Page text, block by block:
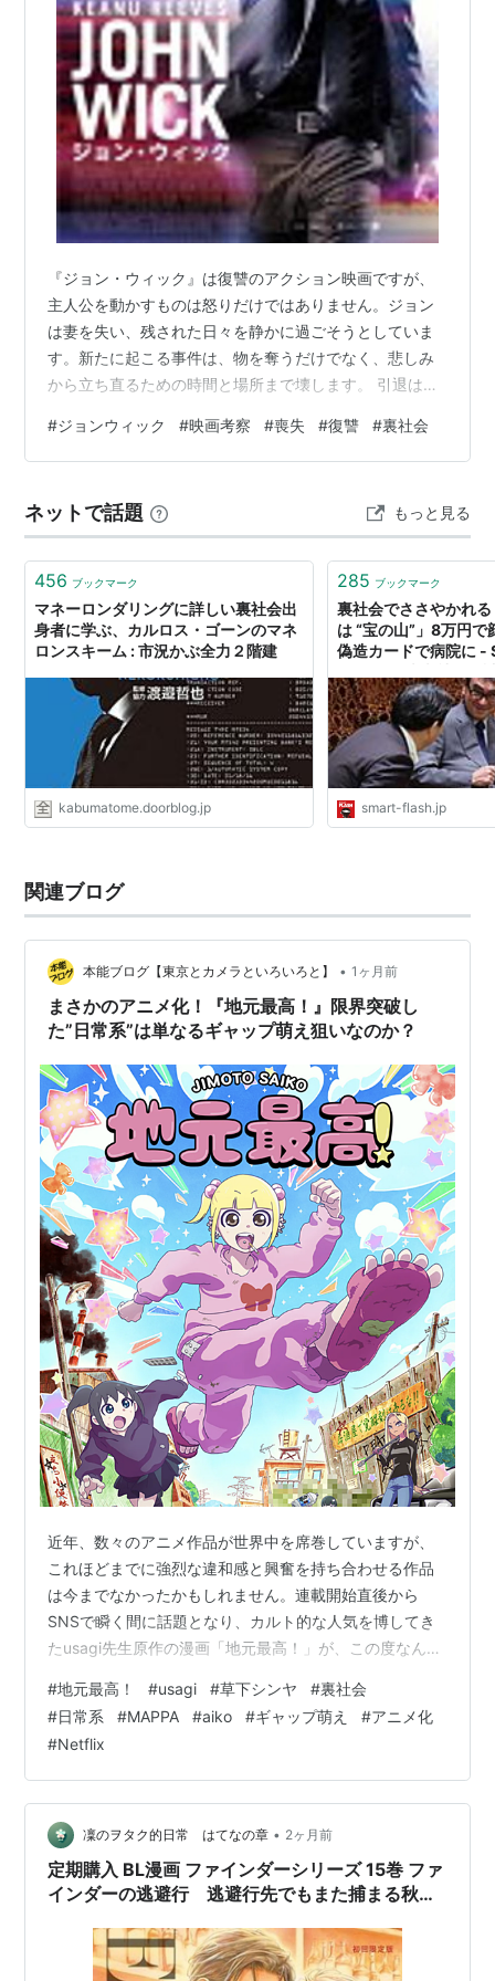
『ジョン・ウィック』は復讐のアクション映画ですが、
主人公を動かすものは怒りだけではありません。ジョン
は妻を失い、残された日々を静かに過ごそうとしていま
す。新たに起こる事件は、物を奪うだけでなく、悲しみ
から立ち直るための時間と場所まで壊します。 引退は過
が、過去の技術や評判が消えたわけではありません。一
般の生活へ戻ろうとしても、裏社会の人々は彼を以前の
去の役割から自由にしてくれるとは限りません。 引退
は、自分の中で終わらせるだけでは成立しません。過去
を知る人々、敵、契約、記憶が残り、再び昔の自分へ…
#ジョンウィック #映画考察 #喪失 #復讐 #裏社会
ネットで話題 もっと見る
456 ブックマーク
マネーロンダリングに詳しい裏社会出
身者に学ぶ、カルロス・ゴーンのマネ
ロンスキーム : 市況かぶ全力２階建
kabumatome.doorblog.jp
285 ブックマーク
裏社会でささやかれ
は “宝の山”」8万円で
偽造カードで病院に -
smart-flash.jp
関連ブログ
本能ブログ【東京とカメラといろいろと】 • 1ヶ月前
まさかのアニメ化！『地元最高！』限界突破し
た”日常系”は単なるギャップ萌え狙いなのか？
近年、数々のアニメ作品が世界中を席巻していますが、
これほどまでに強烈な違和感と興奮を持ち合わせる作品
は今までなかったかもしれません。連載開始直後から
SNSで瞬く間に話題となり、カルト的な人気を博してき
たusagi先生原作の漫画「地元最高！」が、この度なんと
けで今回は”異色の日常系”ともいえる「地元最高！」のア
ニメ化を記念して、作品の魅力など、個人的な意見も交
えつつお伝えしていきたいと思います。 『地元最高！』
とは？絵柄と内容の”えげつない”ギャップ 本作は、一見
するとどこにでもあるような”女の子たちのゆるい日常を
描いた作品”のフォーマ…
#地元最高！ #usagi #草下シンヤ #裏社会
#日常系 #MAPPA #aiko #ギャップ萌え #アニメ化
#Netflix
凜のヲタク的日常 はてなの章 • 2ヶ月前
定期購入 BL漫画 ファインダーシリーズ 15巻 ファ
インダーの逃避行 逃避行先でもまた捕まる秋